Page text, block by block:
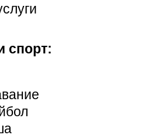
спорт: